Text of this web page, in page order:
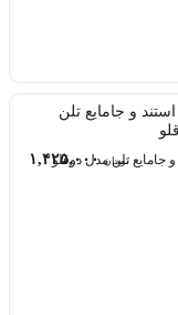
جامایع تلن مدل دوقلو
تومان۱,۴۲۵,۰۰۰